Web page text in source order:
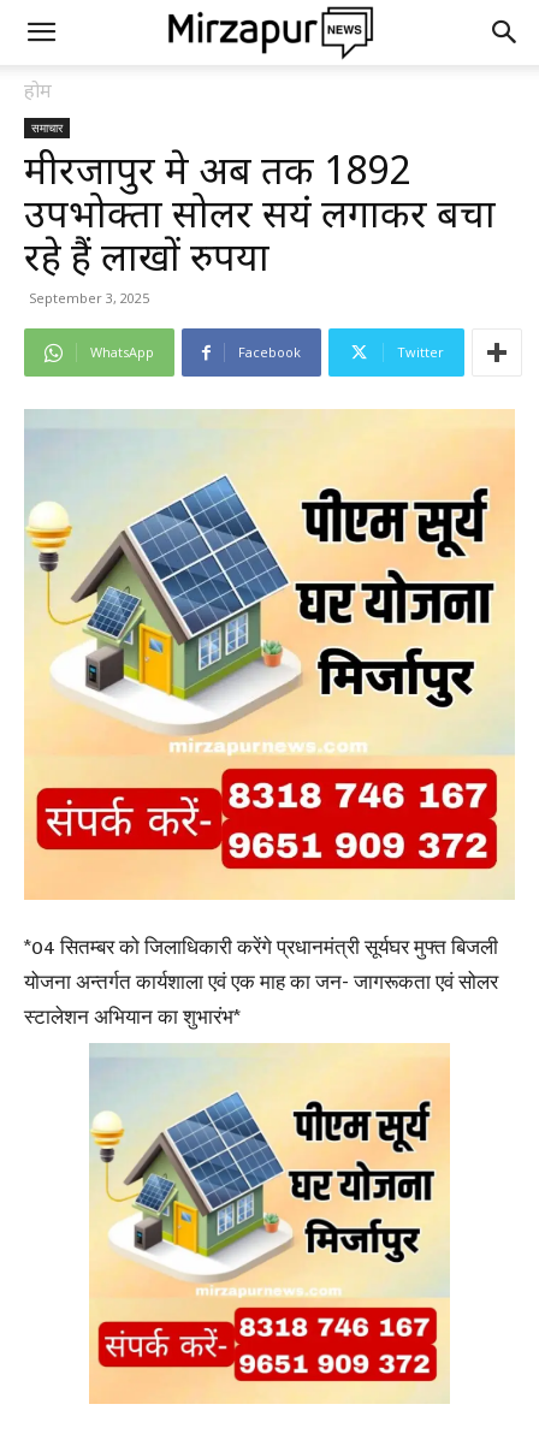
होम
समाचार
मीरजापुर मे अब तक 1892
उपभोक्ता सोलर सयंत्र लगाकर बचा
रहे हैं लाखों रुपया
September 3, 2025
WhatsApp Facebook Twitter
*04 सितम्बर को जिलाधिकारी करेंगे प्रधानमंत्री सूर्यघर मुफ्त बिजली
योजना अन्तर्गत कार्यशाला एवं एक माह का जन- जागरूकता एवं सोलर
स्टालेशन अभियान का शुभारंभ*